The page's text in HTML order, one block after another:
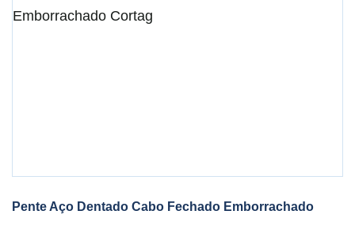
Pente Aço Dentado Cabo Fechado Emborrachado